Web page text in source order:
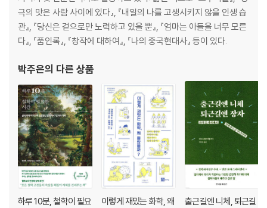
극의 맛은 사람 사이에 있다』, 『내일의 나를 고생시키지 않을 인생 습
관』, 『당신은 겉으로만 노력하고 있을 뿐』, 『엄마는 아들을 너무 모른
다』, 『품인록』, 『창작에 대하여』, 『나의 중국현대사』 등이 있다.
박주은의 다른 상품
하루 10분, 철학이 필요
이렇게 재밌는 화학, 왜
출근길엔 니체, 퇴근길